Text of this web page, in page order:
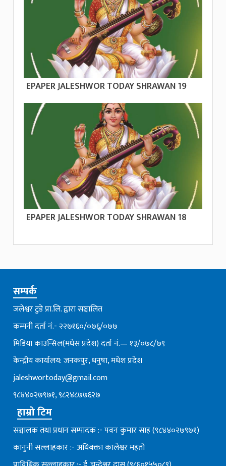
EPAPER JALESHWOR TODAY SHRAWAN 19
EPAPER JALESHWOR TODAY SHRAWAN 18
सम्पर्क
जलेश्वर टुडे प्रा.लि. द्वारा सञ्चालित
कम्पनी दर्ता नं.- २२७१६०/०७६्/०७७
मिडिया काउन्सिल(मधेस प्रदेश) दर्ता नं.— १३/०७८/७९
केन्द्रीय कार्यालय: जनकपुर, धनुषा, मधेश प्रदेश
jaleshwortoday@gmail.com
९८४४०२७९७१, ९८२४८७७६२७
हाम्रो टिम
सञ्चालक तथा प्रधान सम्पादक :- पवन कुमार साह (९८४४०२७९७१)
कानुनी सल्लाहकार :- अधिबक्ता कालेश्वर महतो